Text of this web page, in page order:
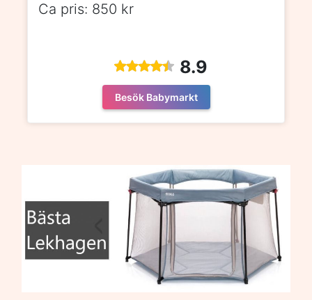
Ca pris: 850 kr
8.9
Besök Babymarkt